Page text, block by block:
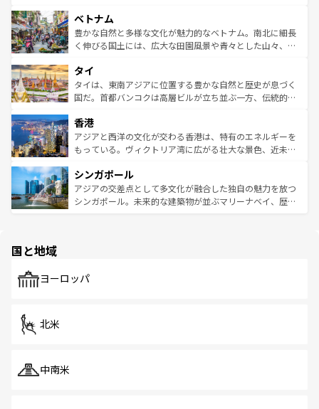
参照してほしい。
容にもいいと評判のスイーツなど、バラエティ豊かな料理
が味わえる。 なお、新着の台湾情報は コンテンツ一覧を参
照してほしい。
き、地方に足を延ばせば四季折々の自然美を楽しむことが
できる。そして、キムチや焼肉、絶品のストリートフード
まで、さまざまな韓国料理が待っている。夜には、韓国な
リティに包まれながら、韓国の多彩な魅力を心ゆくまで味
わってみてほしい。 なお、新着の韓国情報はコンテンツ一
覧を参照してほしい。
ベトナム
豊かな自然と多様な文化が魅力的なベトナム。南北に細長
く伸びる国土には、広大な田園風景や青々とした山々、世
急速な発展と共に伝統が息づく。ハノイの古い町並みやホ
ーチミン市のフランス統治時代の建物も、独特の雰囲気を
醸し出している。また、バラエティの豊かさとおいしさで
とつ。フォーやバインミー、ベトナムコーヒーなどは、ぜ
ひ現地で味わいたい。どの地域を訪れてもあたたかい人々
が旅行者を迎えてくれるので、きっと忘れられない旅にな
参照してほしい。
タイ
タイは、東南アジアに位置する豊かな自然と歴史が息づく
国だ。首都バンコクは高層ビルが立ち並ぶ一方、伝統的な
の活気が交差している。北部ではチェンマイなどの山岳地
帯で自然と触れ合い、南部ではプーケットやクラビの美し
いビーチでリゾート気分を楽しむことができる。タイ料理
激する。気候は一年中温暖で、どの季節にも異なる楽しみ
が待っている。親しみやすいタイの人々、仏教を中心とし
た文化、そして多様な観光資源が、訪れる旅人を魅了し続
香港
アジアと西洋の文化が交わる香港は、特有のエネルギーを
もっている。ヴィクトリア湾に広がる壮大な景色、近未来
み、どこを訪れても感動するはず。観光スポットが密集し
ており、効率よく見どころを回れるのも魅力。息をのむよ
うな絶景から文化的な体験まで、香港を存分に楽しみ尽く
シンガポール
アジアの交差点として多文化が融合した独自の魅力を放つ
シンガポール。未来的な建築物が並ぶマリーナベイ、歴史
で、ホーカーズは地元の風情を楽しめる外せないスポット
国と地域
ヨーロッパ
北米
中南米